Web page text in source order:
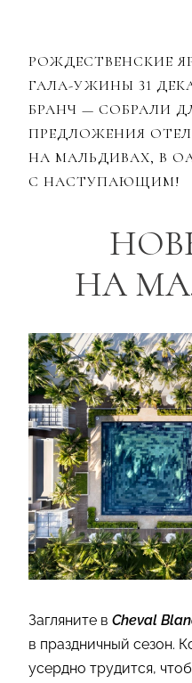
РОЖДЕСТВЕНСКИЕ
ГАЛА-УЖИНЫ 31
БРАНЧ — СОБРАЛИ
ПРЕДЛОЖЕНИЯ
НА МАЛЬДИВАХ, В
С НАСТУПАЮЩИМ!
НА
Загляните в Cheval
в праздничный сезон.
усердно трудится,